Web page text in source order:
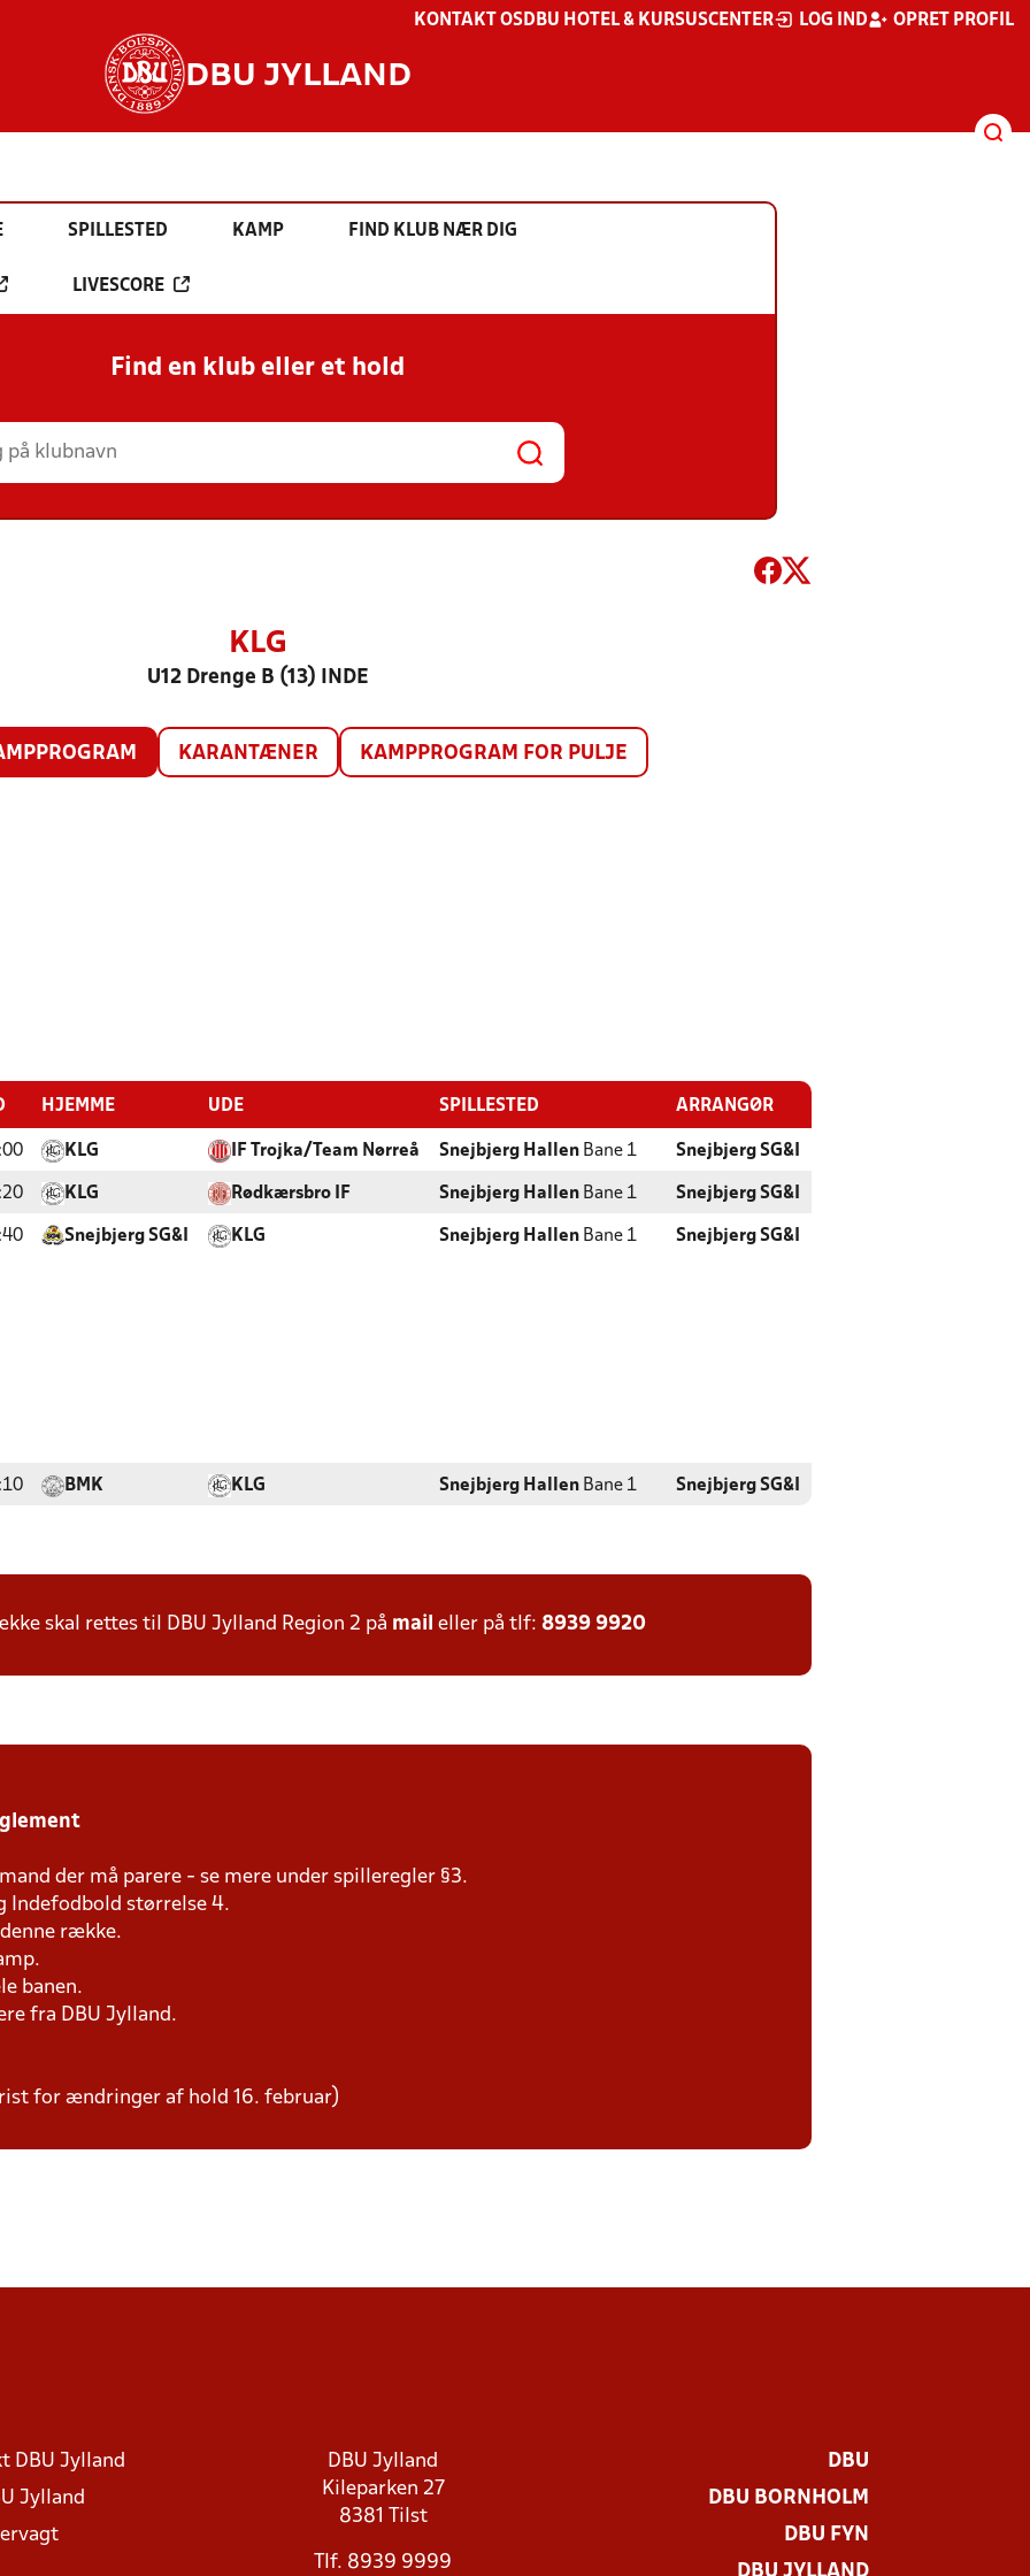
KONTAKT OS DBU HOTEL & KURSUSCENTER LOG IND OPRET PROFIL
DBU JYLLAND
SPILLESTED KAMP FIND KLUB NÆR DIG
LIVESCORE
Find en klub eller et hold
KLG
U12 Drenge B (13) INDE
KARANTÆNER KAMPPROGRAM FOR PULJE
HJEMME UDE SPILLESTED ARRANGØR
KLG IF Trojka/Team Nørreå Snejbjerg Hallen Bane 1 Snejbjerg SG&I
KLG Rødkærsbro IF Snejbjerg Hallen Bane 1 Snejbjerg SG&I
Snejbjerg SG&I KLG Snejbjerg Hallen Bane 1 Snejbjerg SG&I
BMK KLG Snejbjerg Hallen Bane 1 Snejbjerg SG&I
skal rettes til DBU Jylland Region 2 på mail eller på tlf: 8939 9920
der må parere - se mere under spilleregler §3.
Indefodbold størrelse 4.
række.
banen.
fra DBU Jylland.
for ændringer af hold 16. februar)
DBU Jylland
Jylland
DBU Jylland
Kileparken 27
8381 Tilst
Tlf. 8939 9999
DBU
DBU BORNHOLM
DBU FYN
DBU JYLLAND